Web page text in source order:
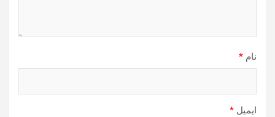
نام *
ایمیل *